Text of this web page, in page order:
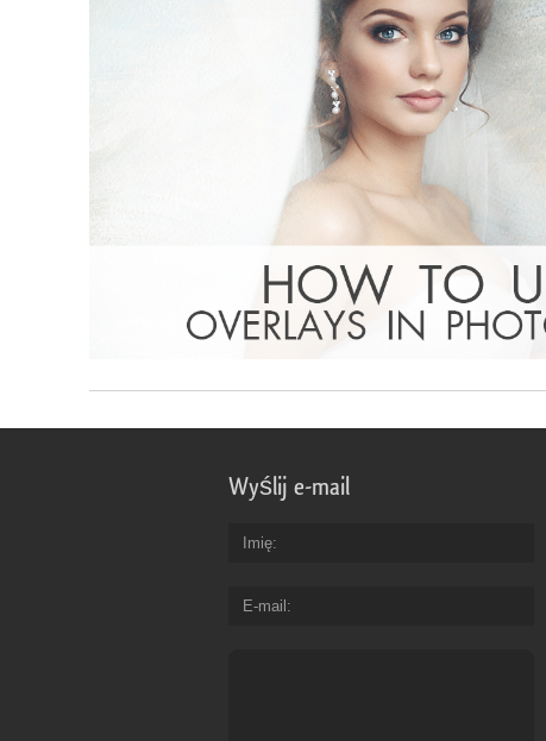
Wyślij e-mail
Imię
E-mail